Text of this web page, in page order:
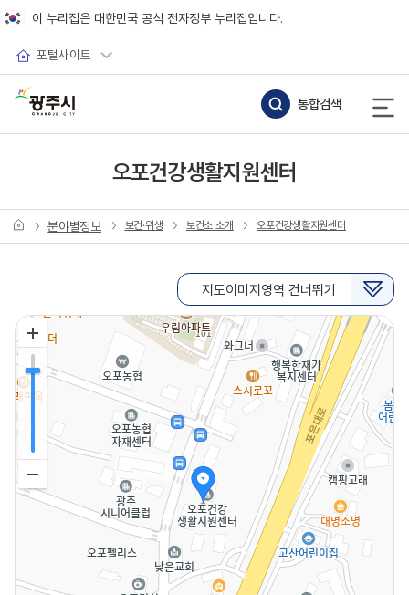
이 누리집은 대한민국 공식 전자정부 누리집입니다.
포털사이트
통합검색
오포건강생활지원센터
분야별정보 보건·위생 보건소 소개 오포건강생활지원센터
지도이미지영역 건너뛰기
지도이미지 영역